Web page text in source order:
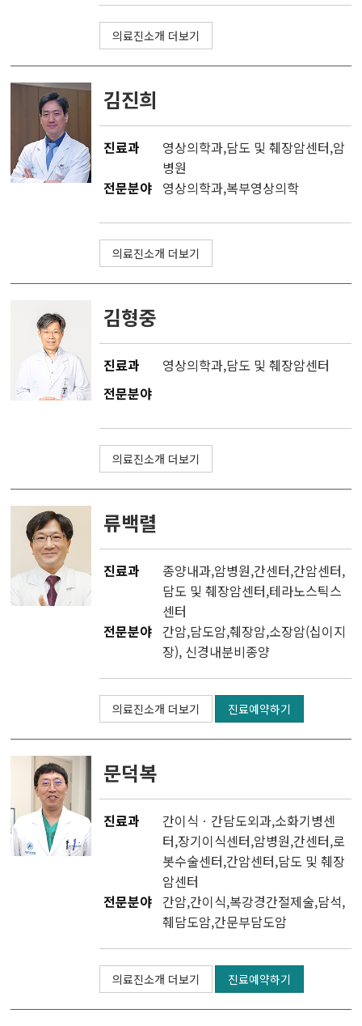
의료진소개 더보기
김진희
진료과 영상의학과,담도 및 췌장암센터,암
병원
전문분야 영상의학과,복부영상의학
의료진소개 더보기
김형중
진료과 영상의학과,담도 및 췌장암센터
전문분야
의료진소개 더보기
류백렬
진료과 종양내과,암병원,간센터,간암센터,
담도 및 췌장암센터,테라노스틱스
센터
전문분야 간암,담도암,췌장암,소장암(십이지
장), 신경내분비종양
의료진소개 더보기 진료예약하기
문덕복
진료과 간이식ㆍ간담도외과,소화기병센
터,장기이식센터,암병원,간센터,로
봇수술센터,간암센터,담도 및 췌장
암센터
전문분야 간암,간이식,복강경간절제술,담석,
췌담도암,간문부담도암
의료진소개 더보기 진료예약하기